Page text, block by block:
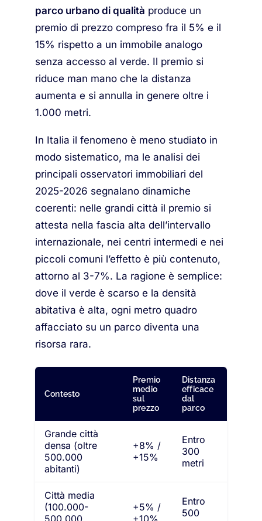
parco urbano di qualità produce un
premio di prezzo compreso fra il 5% e il
15% rispetto a un immobile analogo
senza accesso al verde. Il premio si
riduce man mano che la distanza
aumenta e si annulla in genere oltre i
1.000 metri.
In Italia il fenomeno è meno studiato in
modo sistematico, ma le analisi dei
principali osservatori immobiliari del
2025-2026 segnalano dinamiche
coerenti: nelle grandi città il premio si
attesta nella fascia alta dell’intervallo
internazionale, nei centri intermedi e nei
piccoli comuni l’effetto è più contenuto,
attorno al 3-7%. La ragione è semplice:
dove il verde è scarso e la densità
abitativa è alta, ogni metro quadro
affacciato su un parco diventa una
risorsa rara.
Contesto
Premio
medio
sul
prezzo
Distanza
efficace
dal
parco
Grande città
densa (oltre
500.000
abitanti)
+8% /
+15%
Entro
300
metri
Città media
(100.000-
500.000
+5% /
+10%
Entro
500